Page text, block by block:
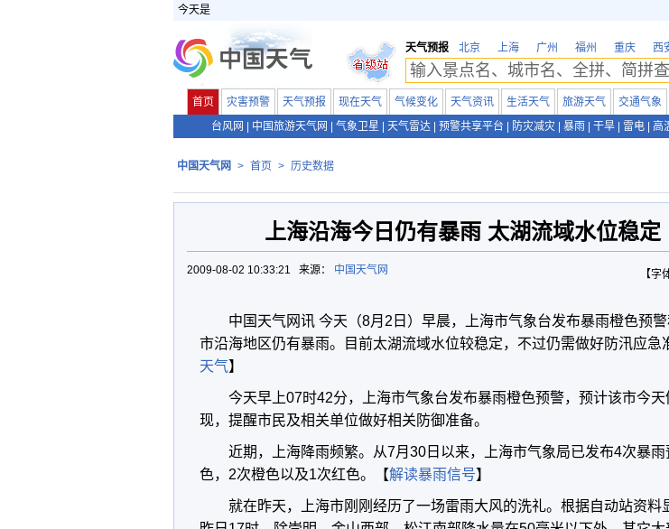
今天是
天气预报 北京 上海 广州 福州 重庆 西
首页 灾害预警 天气预报 现在天气 气候变化 天气资讯 生活天气 旅游天气 交通气象
台风网
中国旅游天气网 气象卫星 天气雷达 预警共享平台 防灾减灾 暴雨 干旱 雷电 高
中国天气网 > 首页 > 历史数据
上海沿海今日仍有暴雨 太湖流域水位稳定
【字
2009-08-02 10:33:21 来源： 中国天气网
中国天气网讯 今天（8月2日）早晨，上海市气象台发布暴雨橙色预
市沿海地区仍有暴雨。目前太湖流域水位较稳定，不过仍需做好防汛应急
天气】
今天早上07时42分，上海市气象台发布暴雨橙色预警，预计该市今天
现，提醒市民及相关单位做好相关防御准备。
近期，上海降雨频繁。从7月30日以来，上海市气象局已发布4次暴雨
色，2次橙色以及1次红色。【解读暴雨信号】
就在昨天，上海市刚刚经历了一场雷雨大风的洗礼。根据自动站资料